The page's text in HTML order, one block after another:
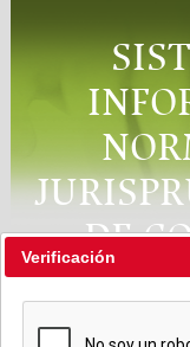
DE
Verificación